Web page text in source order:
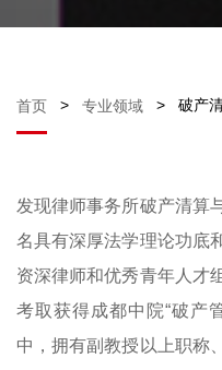
首页 > 专业领域 > 破产
发现律师事务所破产清算
名具有深厚法学理论功底
资深律师和优秀青年人才
考取获得成都中院“破产
中，拥有副教授以上职称